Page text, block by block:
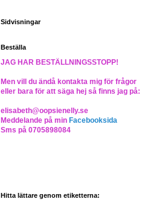
Sidvisningar
Beställa
JAG HAR BESTÄLLNINGSSTOPP!
Men vill du ändå kontakta mig för frågor
eller bara för att säga hej så finns jag på:
elisabeth@oopsienelly.se
Meddelande på min Facebooksida
Sms på 0705898084
Hitta lättare genom etiketterna: